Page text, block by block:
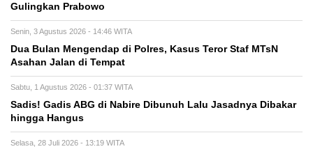
Gulingkan Prabowo
Senin, 3 Agustus 2026 - 14:46 WITA
Dua Bulan Mengendap di Polres, Kasus Teror Staf MTsN
Asahan Jalan di Tempat
Sabtu, 1 Agustus 2026 - 01:37 WITA
Sadis! Gadis ABG di Nabire Dibunuh Lalu Jasadnya Dibakar
hingga Hangus
Selasa, 28 Juli 2026 - 13:19 WITA